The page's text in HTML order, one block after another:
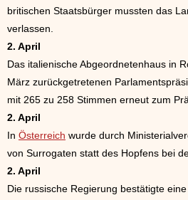
britischen Staatsbürger mussten das
verlassen.
2. April
Das italienische Abgeordnetenhaus in
März zurückgetretenen
mit 265 zu 258 Stimmen erneut zum
2. April
In Österreich wurde durch
von Surrogaten statt des Hopfens bei
2. April
Die russische Regierung bestätigte